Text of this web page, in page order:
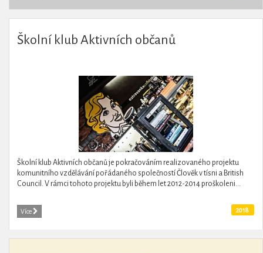
Školní klub Aktivních občanů
Školní klub Aktivních občanů je pokračováním realizovaného projektu
komunitního vzdělávání pořádaného společností Člověk v tísni a British
Council. V rámci tohoto projektu byli během let 2012-2014 proškoleni...
Více 2018